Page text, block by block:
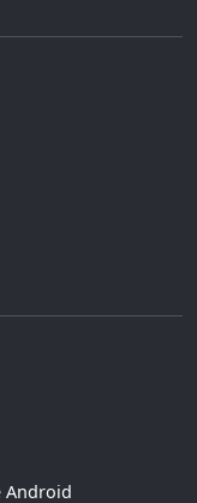
Android